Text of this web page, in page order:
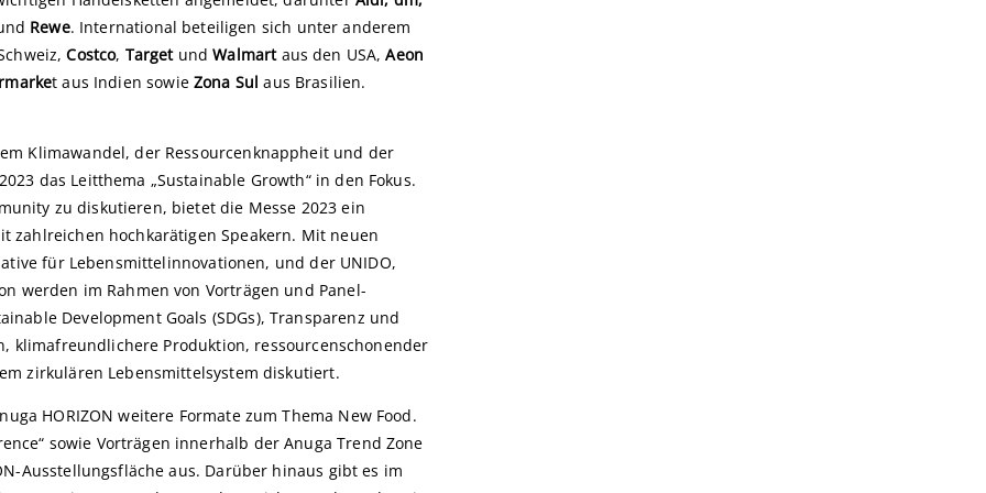
Rewe. International beteiligen sich unter anderem
Costco, TargetundWalmartaus den USA,Aeon
t aus Indien sowie Zona Sulaus Brasilien.
Klimawandel, der Ressourcenknappheit und der
das Leitthema „Sustainable Growth“ in den Fokus.
zu diskutieren, bietet die Messe 2023 ein
zahlreichen hochkarätigen Speakern. Mit neuen
für Lebensmittelinnovationen, und der UNIDO,
werden im Rahmen von Vorträgen und Panel-
Development Goals (SDGs), Transparenz und
klimafreundlichere Produktion, ressourcenschonender
zirkulären Lebensmittelsystem diskutiert.
HORIZON weitere Formate zum Thema New Food.
sowie Vorträgen innerhalb der Anuga Trend Zone
Ausstellungsfläche aus. Darüber hinaus gibt es im